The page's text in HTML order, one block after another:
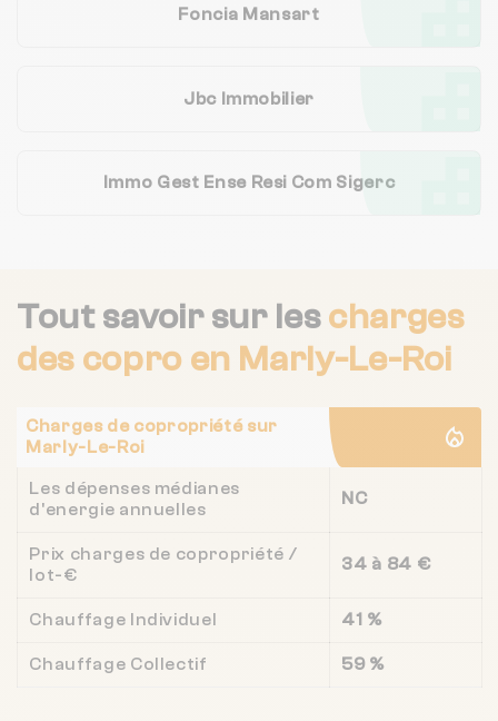
Foncia Mansart
Jbc Immobilier
Immo Gest Ense Resi Com Sigerc
Tout savoir sur lescharges
des coproen Marly-Le-Roi
Charges de copropriété sur
Marly-Le-Roi
Les dépenses médianes
d'energie annuelles
NC
Prix charges de copropriété /
lot-€
34 à 84 €
Chauffage Individuel 41 %
Chauffage Collectif 59 %